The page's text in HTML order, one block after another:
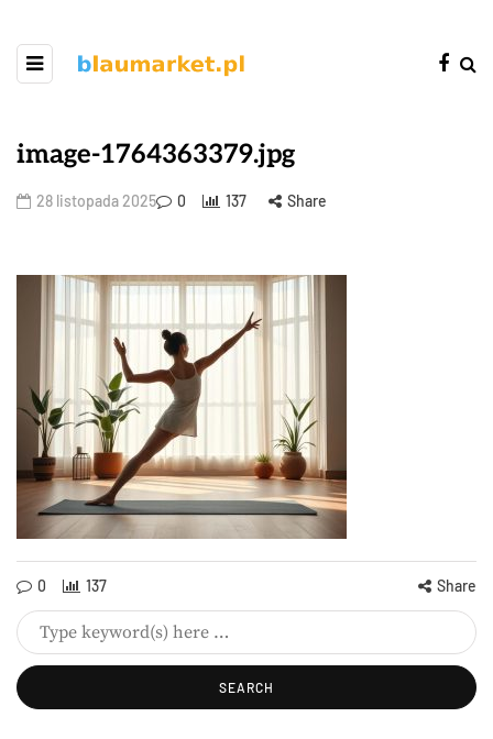
image-1764363379.jpg
28 listopada 2025 0 137 Share
0 137 Share